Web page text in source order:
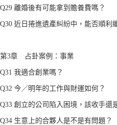
Q29 離婚後有可能拿到贍養費嗎？
Q30 近日捲進遺產糾紛中，能否順利
第3章 占卦案例：事業
Q31 我適合創業嗎？
Q32 今／明年的工作與財運如何？
Q33 創立的公司陷入困境，該收手還
Q34 生意上的合夥人是不是有問題？